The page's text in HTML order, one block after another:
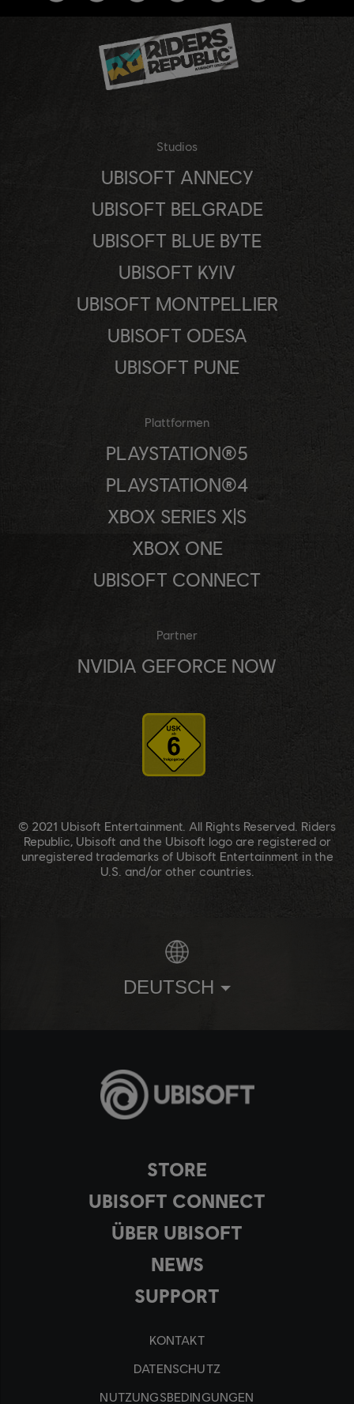
STORE
UBISOFT CONNECT
ÜBER UBISOFT
NEWS
SUPPORT
KONTAKT
DATENSCHUTZ
NUTZUNGSBEDINGUNGEN
Studios
UBISOFT ANNECY
UBISOFT BELGRADE
UBISOFT BLUE BYTE
UBISOFT KYIV
UBISOFT MONTPELLIER
UBISOFT ODESA
UBISOFT PUNE
Plattformen
PLAYSTATION®5
PLAYSTATION®4
XBOX SERIES X|S
XBOX ONE
UBISOFT CONNECT
Partner
NVIDIA GEFORCE NOW
© 2021 Ubisoft Entertainment. All Rights Reserved. Riders
Republic, Ubisoft and the Ubisoft logo are registered or
unregistered trademarks of Ubisoft Entertainment in the
U.S. and/or other countries.
DEUTSCH